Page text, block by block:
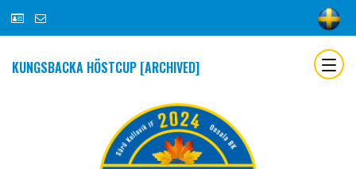
KUNGSBACKA HÖSTCUP [ARCHIVED]